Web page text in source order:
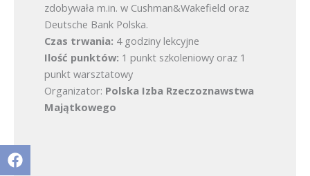
zdobywała m.in. w Cushman&Wakefield oraz
Deutsche Bank Polska.
Czas trwania: 4 godziny lekcyjne
Ilość punktów: 1 punkt szkoleniowy oraz 1
punkt warsztatowy
Organizator: Polska Izba Rzeczoznawstwa
Majątkowego
Facebook
Linkedin
Facebook
Linkedin
Instagram